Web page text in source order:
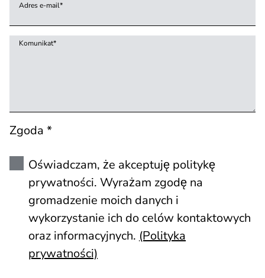
Adres e-mail*
Komunikat*
Zgoda *
Oświadczam, że akceptuję politykę
prywatności. Wyrażam zgodę na
gromadzenie moich danych i
wykorzystanie ich do celów kontaktowych
oraz informacyjnych. (Polityka
prywatności)